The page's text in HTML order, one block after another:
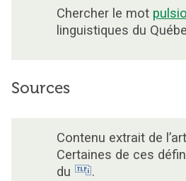
Chercher le mot
linguistiques du
Sources
Contenu extrait de
Certaines de ces
du
.